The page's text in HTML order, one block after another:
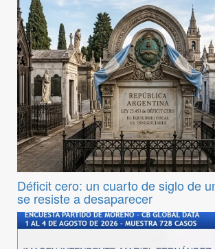
Déficit cero: un cuarto de siglo de
se resiste a desaparecer